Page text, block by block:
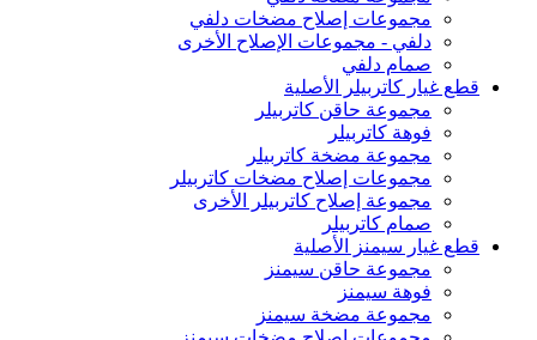
مجموعات إصلاح مضخات دلفي
دلفي - مجموعات الإصلاح الأخرى
صمام دلفي
قطع غيار كاتربيلر الأصلية
مجموعة حاقن كاتربيلر
فوهة كاتربيلر
مجموعة مضخة كاتربيلر
مجموعات إصلاح مضخات كاتربيلر
مجموعة إصلاح كاتربيلر الأخرى
صمام كاتربيلر
قطع غيار سيمنز الأصلية
مجموعة حاقن سيمنز
فوهة سيمنز
مجموعة مضخة سيمنز